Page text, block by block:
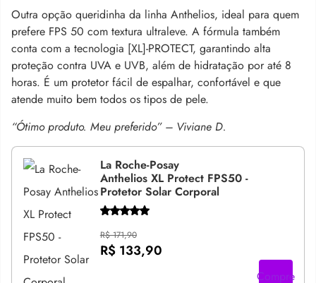
Outra opção queridinha da linha Anthelios, ideal para quem
prefere FPS 50 com textura ultraleve. A fórmula também
conta com a tecnologia [XL]-PROTECT, garantindo alta
proteção contra UVA e UVB, além de hidratação por até 8
horas. É um protetor fácil de espalhar, confortável e que
atende muito bem todos os tipos de pele.
“Ótimo produto. Meu preferido” – Viviane D.
La Roche-Posay
Anthelios XL Protect FPS50 -
Protetor Solar Corporal
R$ 171,90
R$ 133,90
Compre